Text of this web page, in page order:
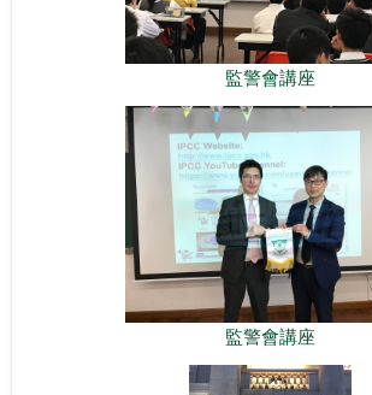
監警會講座
監警會講座